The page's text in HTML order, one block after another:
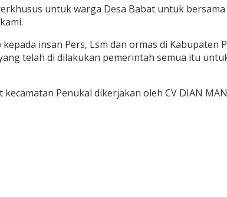
untuk warga Desa Babat untuk
insan Pers, Lsm dan ormas di
telah di dilakukan pemerintah semua itu
Penukal dikerjakan oleh CV DIAN